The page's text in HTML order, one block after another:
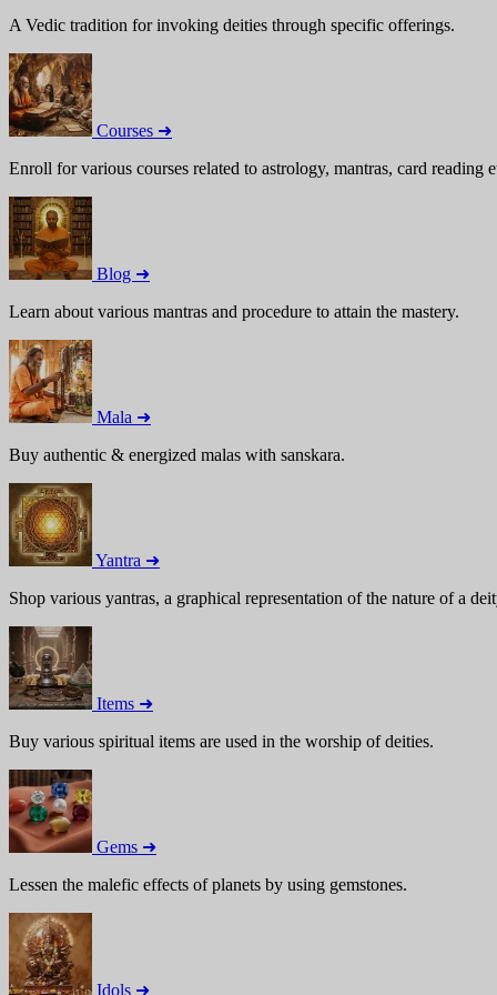
A Vedic tradition for invoking deities through specific offerings.
Courses ➜
Enroll for various courses related to astrology, mantras, card reading
Blog ➜
Learn about various mantras and procedure to attain the mastery.
Mala ➜
Buy authentic & energized malas with sanskara.
Yantra ➜
Shop various yantras, a graphical representation of the nature of a
Items ➜
Buy various spiritual items are used in the worship of deities.
Gems ➜
Lessen the malefic effects of planets by using gemstones.
Idols ➜